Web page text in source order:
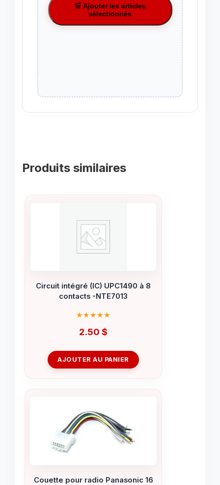
🛒 Ajouter les articles
sélectionnés
Produits similaires
Circuit intégré (IC) UPC1490 à 8
contacts -NTE7013
2.50 $
AJOUTER AU PANIER
Couette pour radio Panasonic 16